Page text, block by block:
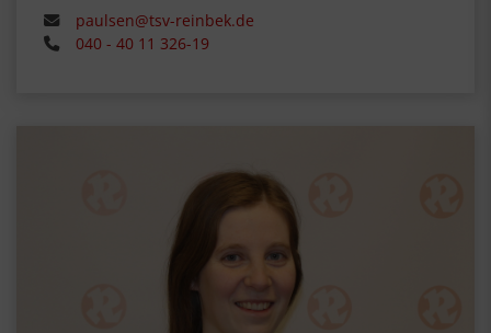
paulsen@tsv-reinbek.de
040 - 40 11 326-19